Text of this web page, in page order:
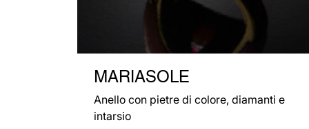
MARIASOLE
Anello con pietre di colore, diamanti e
intarsio